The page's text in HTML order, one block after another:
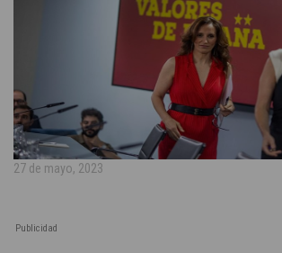
27 de mayo, 2023
Publicidad